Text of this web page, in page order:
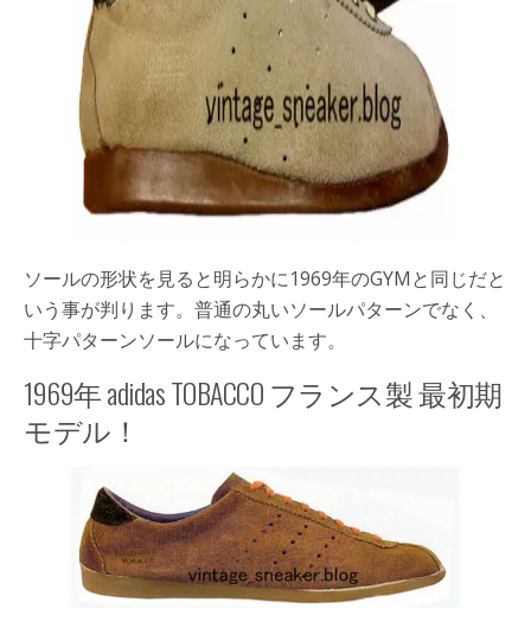
ソールの形状を見ると明らかに1969年のGYMと同じだと
いう事が判ります。普通の丸いソールパターンでなく、
十字パターンソールになっています。
1969年 adidas TOBACCO フランス製 最初期
モデル！